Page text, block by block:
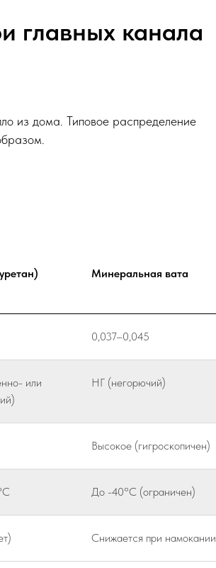
главных канала
из дома. Типовое распределение
Минеральная вата
0,037–0,045
или
НГ (негорючий)
Высокое (гигроскопичен)
До -40°С (ограничен)
Снижается при намокании